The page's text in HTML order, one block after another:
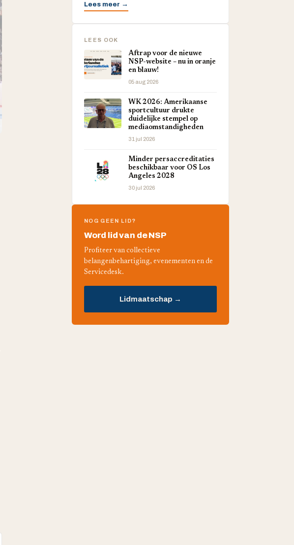
Lees meer →
LEES OOK
Aftrap voor de nieuwe
NSP-website – nu in oranje
en blauw!
05 aug 2026
WK 2026: Amerikaanse
sportcultuur drukte
duidelijke stempel op
mediaomstandigheden
31 jul 2026
Minder persaccreditaties
beschikbaar voor OS Los
Angeles 2028
30 jul 2026
NOG GEEN LID?
Word lid van de NSP
Profiteer van collectieve
belangenbehartiging, evenementen en de
Servicedesk.
Lidmaatschap →